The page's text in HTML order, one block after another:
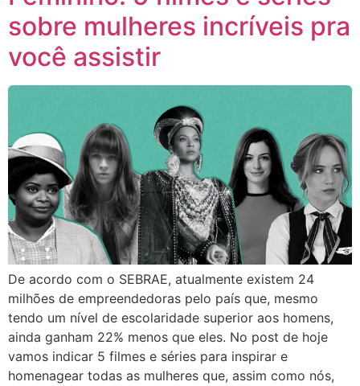
sobre mulheres incríveis pra
você assistir
De acordo com o SEBRAE, atualmente existem 24
milhões de empreendedoras pelo país que, mesmo
tendo um nível de escolaridade superior aos homens,
ainda ganham 22% menos que eles. No post de hoje
vamos indicar 5 filmes e séries para inspirar e
homenagear todas as mulheres que, assim como nós,